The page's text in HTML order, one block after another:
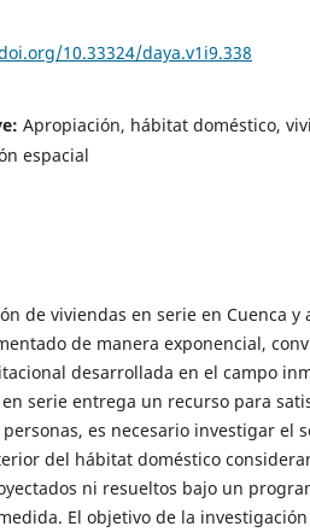
10.33324/daya.v1i9.338
Apropiación, hábitat doméstico,
espacial
de viviendas en serie en Cuenca
de manera exponencial,
desarrollada en el campo
serie entrega un recurso para
personas, es necesario investigar el
del hábitat doméstico
ni resueltos bajo un
El objetivo de la